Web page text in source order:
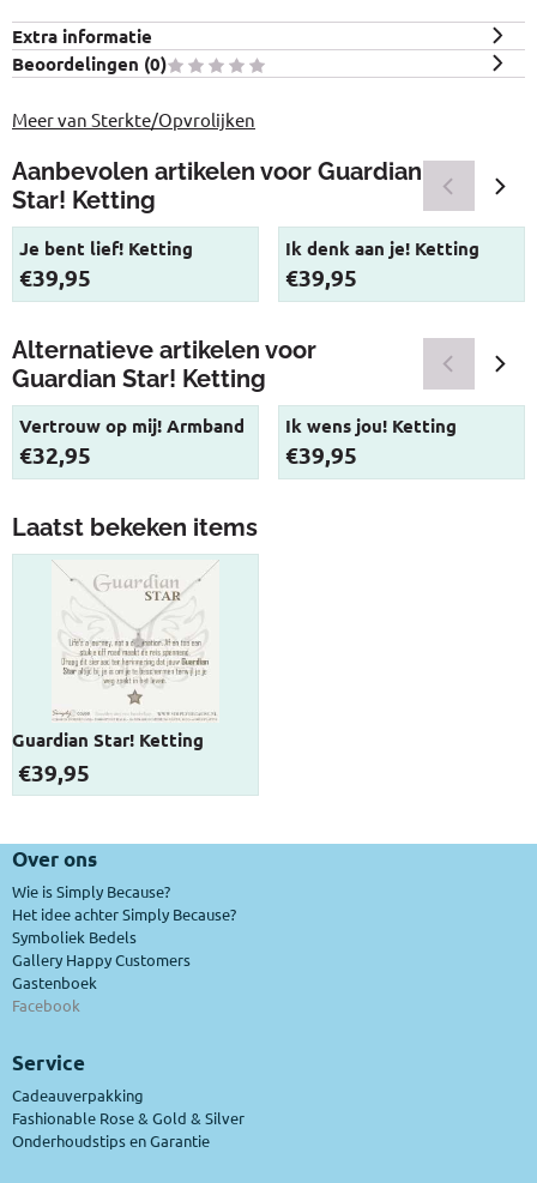
Extra informatie
Beoordelingen (0)
Meer van Sterkte/Opvrolijken
Aanbevolen artikelen voor Guardian
Star! Ketting
Je bent lief! Ketting
Prijs: 39,95
€39,95
Ik denk aan je! Ketting
Prijs: 39,95
€39,95
Alternatieve artikelen voor
Guardian Star! Ketting
Vertrouw op mij! Armband
Prijs: 32,95
€32,95
Ik wens jou! Ketting
Prijs: 39,95
€39,95
Laatst bekeken items
Guardian Star! Ketting
€39,95
Over ons
Wie is Simply Because?
Het idee achter Simply Because?
Symboliek Bedels
Gallery Happy Customers
Gastenboek
Facebook
Service
Cadeauverpakking
Fashionable Rose & Gold & Silver
Onderhoudstips en Garantie